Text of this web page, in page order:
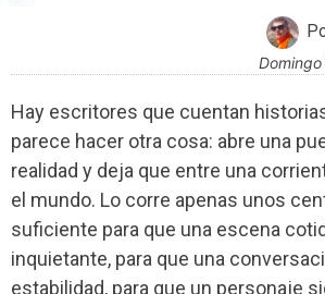
Hay escritores que cuentan
parece hacer otra cosa: abre una
realidad y deja que entre una
el mundo. Lo corre apenas unos
suficiente para que una escena
inquietante, para que una
estabilidad, para que un personaje